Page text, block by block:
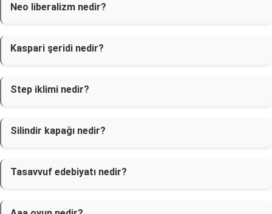
Neo liberalizm nedir?
Kaspari şeridi nedir?
Step iklimi nedir?
Silindir kapağı nedir?
Tasavvuf edebiyatı nedir?